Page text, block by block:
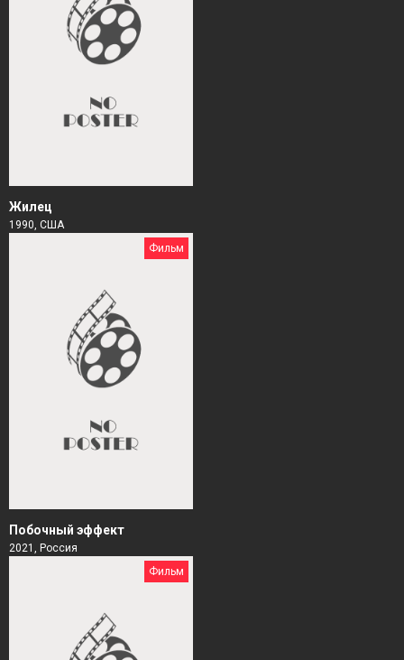
Жилец
1990, США
Фильм
Побочный эффект
2021, Россия
Фильм